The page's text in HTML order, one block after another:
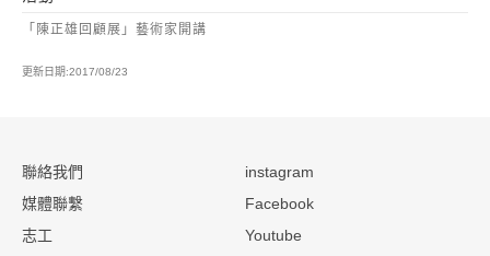
「陳正雄回顧展」藝術家開講
更新日期:2017/08/23
聯絡我們
媒體聯繫
志工
instagram
Facebook
Youtube